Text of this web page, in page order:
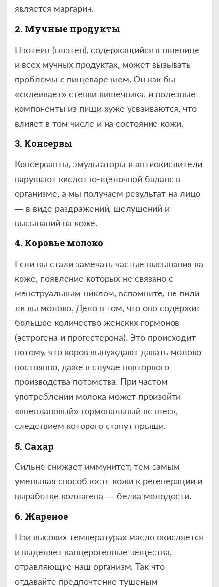
является маргарин.
2. Мучные продукты
Протеин (глютен), содержащийся в пшенице
и всех мучных продуктах, может вызывать
проблемы с пищеварением. Он как бы
«склеивает» стенки кишечника, и полезные
компоненты из пищи хуже усваиваются, что
влияет в том числе и на состояние кожи.
3. Консервы
Консерванты, эмульгаторы и антиокислители
нарушают кислотно-щелочной баланс в
организме, а мы получаем результат на лицо
— в виде раздражений, шелушений и
высыпаний на коже.
4. Коровье молоко
Если вы стали замечать частые высыпания на
коже, появление которых не связано с
менструальным циклом, вспомните, не пили
ли вы молоко. Дело в том, что оно содержит
большое количество женских гормонов
(эстрогена и прогестерона). Это происходит
потому, что коров вынуждают давать молоко
постоянно, даже в случае повторного
производства потомства. При частом
употреблении молока может произойти
«внеплановый» гормональный всплеск,
следствием которого станут прыщи.
5. Сахар
Сильно снижает иммунитет, тем самым
уменьшая способность кожи к регенерации и
выработке коллагена — белка молодости.
6. Жареное
При высоких температурах масло окисляется
и выделяет канцерогенные вещества,
отравляющие наш организм. Так что
отдавайте предпочтение тушеным